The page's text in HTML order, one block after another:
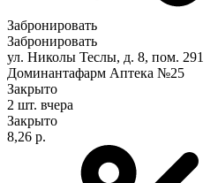
Забронировать
Забронировать
ул. Николы Теслы, д. 8, пом. 291
Доминантафарм Аптека №25
Закрыто
2 шт. вчера
Закрыто
8,26 р.